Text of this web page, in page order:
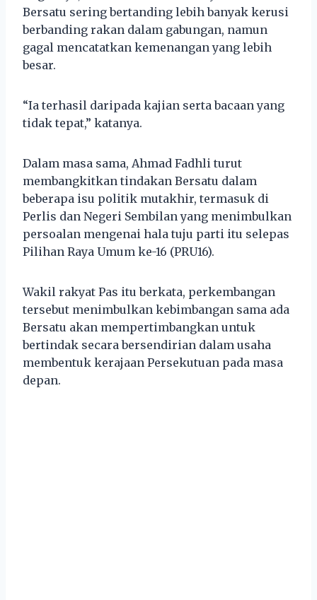
Bersatu sering bertanding lebih banyak kerusi
berbanding rakan dalam gabungan, namun
gagal mencatatkan kemenangan yang lebih
besar.
“Ia terhasil daripada kajian serta bacaan yang
tidak tepat,” katanya.
Dalam masa sama, Ahmad Fadhli turut
membangkitkan tindakan Bersatu dalam
beberapa isu politik mutakhir, termasuk di
Perlis dan Negeri Sembilan yang menimbulkan
persoalan mengenai hala tuju parti itu selepas
Pilihan Raya Umum ke-16 (PRU16).
Wakil rakyat Pas itu berkata, perkembangan
tersebut menimbulkan kebimbangan sama ada
Bersatu akan mempertimbangkan untuk
bertindak secara bersendirian dalam usaha
membentuk kerajaan Persekutuan pada masa
depan.